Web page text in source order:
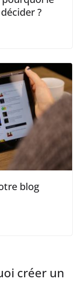
?
blog
créer un